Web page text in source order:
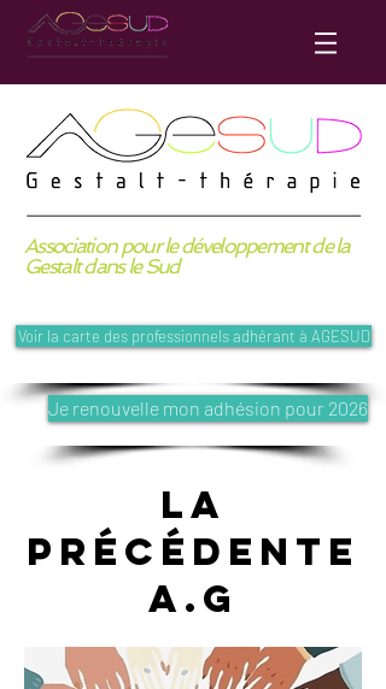
Association pour le développementde la
Gestalt dans le Sud
Voir la carte des professionnels adhérant à AGESUD
Je renouvelle mon adhésion pour 2026
LA
Précédente
A.G